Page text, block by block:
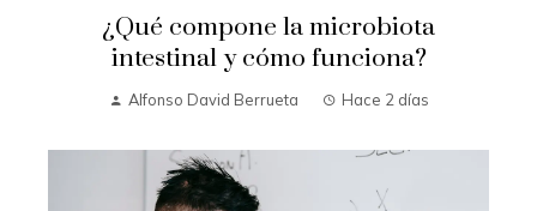
¿Qué compone la microbiota
intestinal y cómo funciona?
Alfonso David Berrueta Hace 2 días